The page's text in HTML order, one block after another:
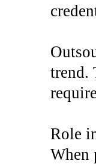
trend.
Role
When